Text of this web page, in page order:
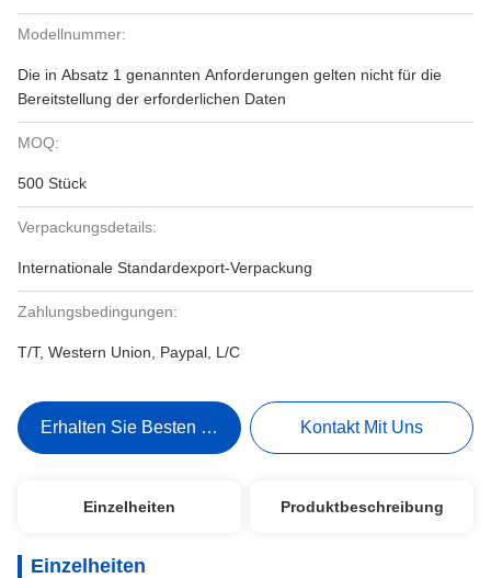
Modellnummer:
Die in Absatz 1 genannten Anforderungen gelten nicht für die
Bereitstellung der erforderlichen Daten
MOQ:
500 Stück
Verpackungsdetails:
Internationale Standardexport-Verpackung
Zahlungsbedingungen:
T/T, Western Union, Paypal, L/C
Erhalten Sie Besten Preis Kontakt Mit Uns
Einzelheiten Produktbeschreibung
Einzelheiten